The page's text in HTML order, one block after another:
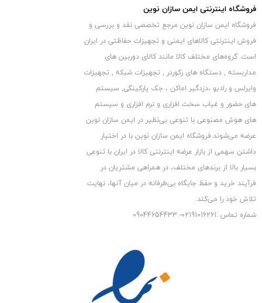
12V-5A-:
ولتاژ ورودی تغذیه: ۲۲۰ الی ۲۵۰ ولت با فرکانس ۴۷ الی ۶۰ هرتز
ولتاژ خروجی: ۱۰ الی ۱۵ ولت قابل تنظیم
جریان خروجی: 5 آمپر
شرایط کاری: دمای ۱۰ الی ۶۰ درجه سانتیگراد – رطوبت ۲۰ الی ۸۰ درصد
توجه: این منبع تغذیه فاقد امکان حفاظت در مقابل اضافه جریان می
باشد و در صورتی که شما جریان بیشتری از آن بکشید ممکن است
دچار خرابی گردد.
فروشگاه اینترنتی ایمن سازان نوین
فروشگاه ایمن سازان نوین مرجع تخصصی نقد و بررسی و
فروش اینترنتی کالاهای ایمنی و تجهیزات حفاظتی در ایران
است. گروه‏‏‌های مختلف کالا مانند کالای دوربین های
مداربسته , دستگاه های رکوردر , تجهیزات شبکه , تجهیزات
وایرلس و رادیو ،دزدگیر اماکن ، جک پارکینگی, سیستم
های حضور و غیاب سخت افزاری و نرم افزاری و سیستم
های هوش مصنوعی با تنوعی بی‌نظیر در ایمن سازان نوین
عرضه می‏‏‏‌شوند.فروشگاه ایمن سازان نوین با در اختیار
داشتن سهمی از بازار عرضه اینترنتی کالا در ایران با تنوعی
بسیار بالا از برندهای مختلف، در همراهی مشتریان در
فرآیند خرید و حفظ جایگاه بی‏‏‏‌طرفانه در میان آنها، نهایت
تلاش خود را می‌‏‏کند.
شماره تماس :02191016261- 09044654433